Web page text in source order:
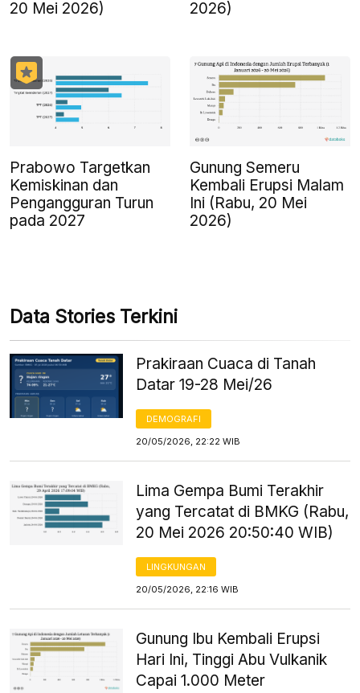
20 Mei 2026)
2026)
Prabowo Targetkan
Kemiskinan dan
Pengangguran Turun
pada 2027
Gunung Semeru
Kembali Erupsi Malam
Ini (Rabu, 20 Mei
2026)
Data Stories Terkini
Prakiraan Cuaca di Tanah
Datar 19-28 Mei/26
DEMOGRAFI
20/05/2026, 22:22 WIB
Lima Gempa Bumi Terakhir
yang Tercatat di BMKG (Rabu,
20 Mei 2026 20:50:40 WIB)
LINGKUNGAN
20/05/2026, 22:16 WIB
Gunung Ibu Kembali Erupsi
Hari Ini, Tinggi Abu Vulkanik
Capai 1.000 Meter